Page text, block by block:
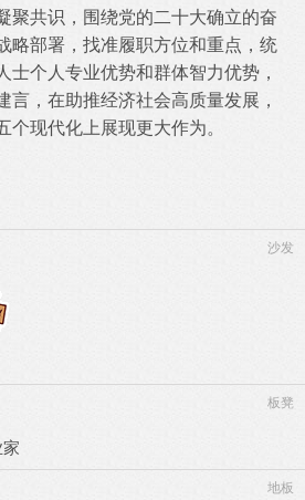
聚共识，围绕党的二十大确立的奋
略部署，找准履职方位和重点 ，统
士个人专业优势和群体智力优势，
言，在助推经济社会高质量发展，
个现代化 上展现更大作为。
沙发
板凳
企业家
地板